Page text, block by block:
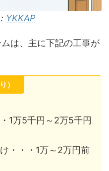
YKKAP
は、主に下記の工事が
）
1万5千円～2万5千円
・・・1万～2万円前